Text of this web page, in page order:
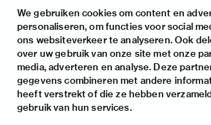
We gebruiken cookies om content en
personaliseren, om functies voor social
ons websiteverkeer te analyseren. Ook
over uw gebruik van onze site met onze
media, adverteren en analyse. Deze
gegevens combineren met andere
heeft verstrekt of die ze hebben
gebruik van hun services.
praktische informatie
over
het museum
de collectie
fondsen & partners